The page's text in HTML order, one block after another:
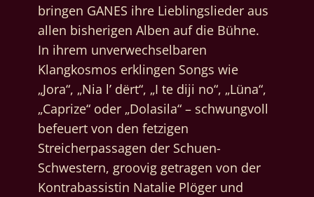
bringen GANES ihre Lieblingslieder aus
allen bisherigen Alben auf die Bühne.
In ihrem unverwechselbaren
Klangkosmos erklingen Songs wie
„Jora“, „Nia l’ dërt“, „I te diji no“, „Lüna“,
„Caprize“ oder „Dolasila“ – schwungvoll
befeuert von den fetzigen
Streicherpassagen der Schuen-
Schwestern, groovig getragen von der
Kontrabassistin Natalie Plöger und